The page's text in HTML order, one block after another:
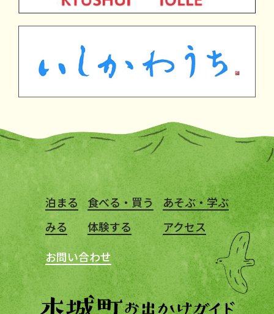
泊まる 食べる・買う
あそぶ・学ぶ
みる
体験する
アクセス
お問い合わせ